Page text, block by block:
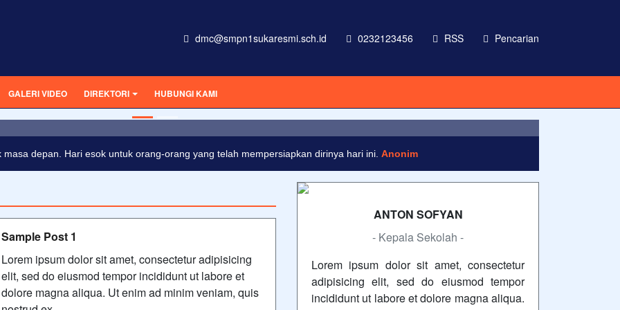
dmc@smpn1sukaresmi.sch.id 0232123456 RSS Pencarian
GALERI VIDEO DIREKTORI HUBUNGI KAMI
adipisicing elit, sed do eiusmod tempor incididunt ut labore et dolore magna aliqua
depan. Hari esok untuk orang-orang yang telah mempersiapkan dirinya hari ini. Anonim
Sample Post 1
Lorem ipsum dolor sit amet, consectetur adipisicing
elit, sed do eiusmod tempor incididunt ut labore et
dolore magna aliqua. Ut enim ad minim veniam, quis
ANTON SOFYAN
- Kepala Sekolah -
Lorem ipsum dolor sit amet, consectetur
adipisicing elit, sed do eiusmod tempor
incididunt ut labore et dolore magna aliqua.